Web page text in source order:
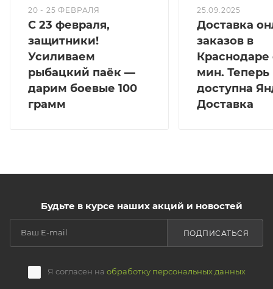
20 - 25 ФЕВРАЛЯ
С 23 февраля,
защитники!
Усиливаем
рыбацкий паёк —
дарим боевые 100
грамм
25.09.2025
Доставка
заказов в
Краснодаре
мин. Теперь
доступна
Доставка
Будьте в курсе наших акций и новостей
Я согласен на обработку персональных данных
ПОДПИСАТЬСЯ